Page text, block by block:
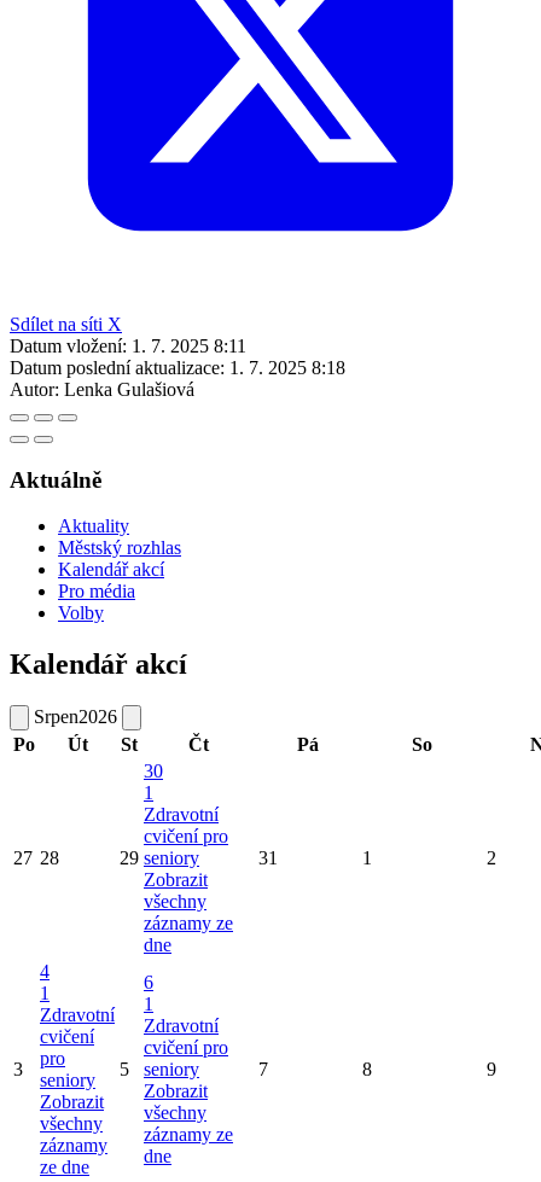
Sdílet na síti X
Datum vložení: 1. 7. 2025 8:11
Datum poslední aktualizace: 1. 7. 2025 8:18
Autor: Lenka Gulašiová
Aktuálně
Aktuality
Městský rozhlas
Kalendář akcí
Pro média
Volby
Kalendář akcí
Srpen2026
Po
Út St Čt Pá So
27 28 29
30
1
Zdravotní
cvičení pro
seniory
Zobrazit
všechny
záznamy ze
dne
31 1 2
3
4
1
Zdravotní
cvičení
pro
seniory
Zobrazit
všechny
záznamy
ze dne
5
6
1
Zdravotní
cvičení pro
seniory
Zobrazit
všechny
záznamy ze
dne
7 8 9